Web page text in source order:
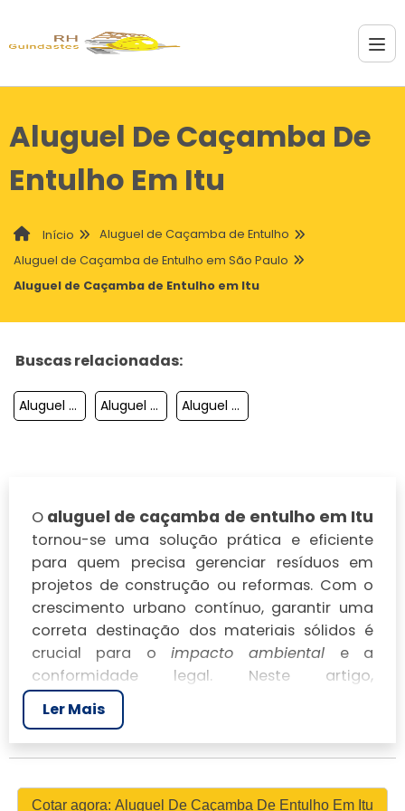
Aluguel De Caçamba De
Entulho Em Itu
Início
Aluguel de Caçamba de Entulho
Aluguel de Caçamba de Entulho em São Paulo
Aluguel de Caçamba de Entulho em Itu
Buscas relacionadas:
Aluguel De Cacamba De Entulho Em Presidente Prudente Aluguel De Cacamba De Entulho Em Guaratingueta Aluguel De Cacamba De Entulho Em Olimpia
O aluguel de caçamba de entulho em Itu
tornou-se uma solução prática e eficiente
para quem precisa gerenciar resíduos em
projetos de construção ou reformas. Com o
crescimento urbano contínuo, garantir uma
correta destinação dos materiais sólidos é
crucial para o impacto ambiental e a
conformidade legal. Neste artigo,
exploraremos as diversas vantagens e opções
disponíveis para o aluguel de caçambas na
cidade de Itu, oferecendo informações
Ler Mais
Cotar agora: Aluguel De Caçamba De Entulho Em Itu